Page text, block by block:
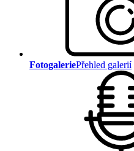
FotogaleriePřehled galerií